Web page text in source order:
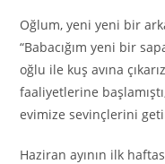
Oğlum, yeni yeni bir
“Babacığım yeni bir
oğlu ile kuş avına
faaliyetlerine
evimize sevinçlerini
Haziran ayının ilk